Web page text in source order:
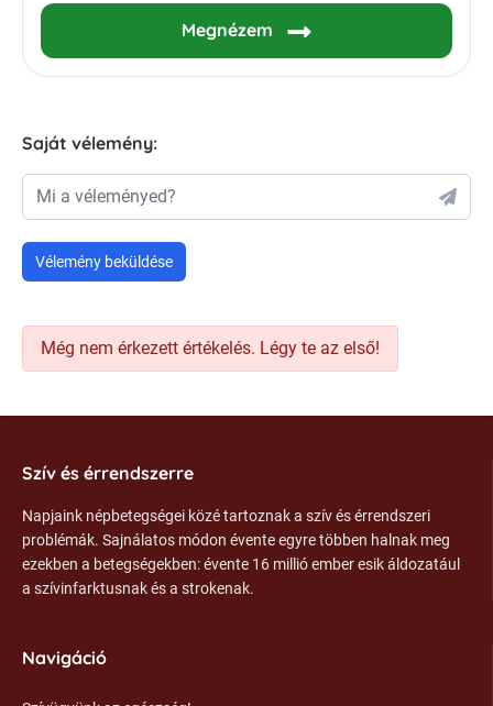
Megnézem
Saját vélemény:
Mi a véleményed?
Vélemény beküldése
Még nem érkezett értékelés. Légy te az első!
Szív és érrendszerre
Napjaink népbetegségei közé tartoznak a szív és érrendszeri
problémák. Sajnálatos módon évente egyre többen halnak meg
ezekben a betegségekben: évente 16 millió ember esik áldozatául
a szívinfarktusnak és a strokenak.
Navigáció